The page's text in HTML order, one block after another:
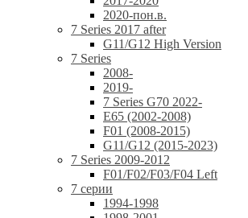
2020-пон.в.
7 Series 2017 after
G11/G12 High Version
7 Series
2008-
2019-
7 Series G70 2022-
E65 (2002-2008)
F01 (2008-2015)
G11/G12 (2015-2023)
7 Series 2009-2012
F01/F02/F03/F04 Left
7 серии
1994-1998